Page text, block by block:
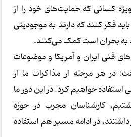
کسانی که حمایت‌های خود را از
فکر کنند که دارند به موجودیتی
به بحران است کمک می‌کنند.
فنی ایران و آمریکا و موضوعات
در هر مرحله از مذاکرات ما از
خواهیم کرد. در این دور ما
کارشناسان مجرب در حوزه
در ادامه مسیر هم استفاده